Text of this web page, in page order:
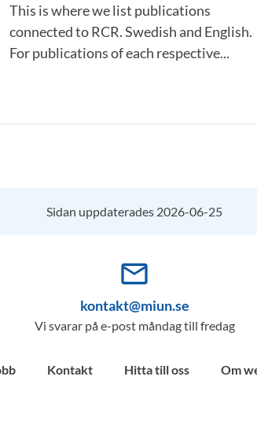
This is where we list publications
connected to RCR. Swedish and English.
For publications of each respective...
Sidan uppdaterades 2026-06-25
mail_outline
kontakt@miun.se
Vi svarar på e-post måndag till fredag
Kontakt Hitta till oss Om